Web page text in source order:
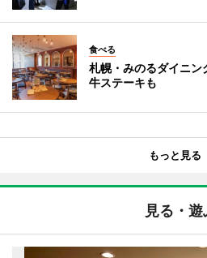
食べる
札幌・みのるダイニ
牛ステーキも
もっと見る
見る・遊